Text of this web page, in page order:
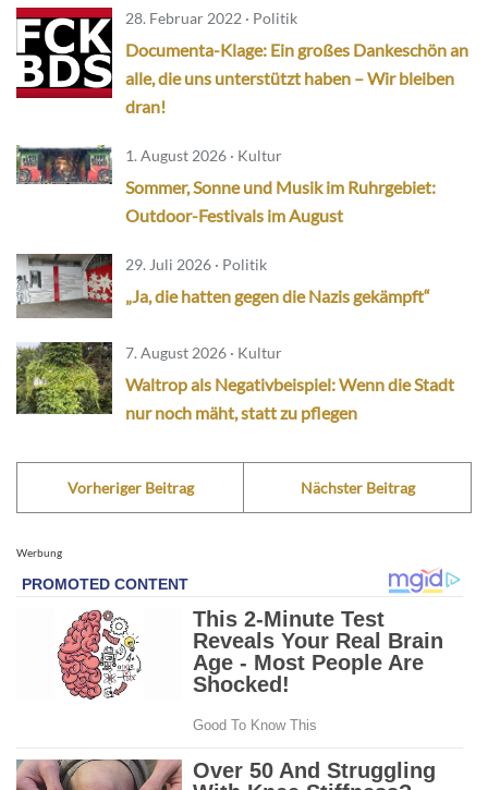
28. Februar 2022 · Politik
Documenta-Klage: Ein großes Dankeschön an
alle, die uns unterstützt haben – Wir bleiben
dran!
1. August 2026 · Kultur
Sommer, Sonne und Musik im Ruhrgebiet:
Outdoor-Festivals im August
29. Juli 2026 · Politik
„Ja, die hatten gegen die Nazis gekämpft“
7. August 2026 · Kultur
Waltrop als Negativbeispiel: Wenn die Stadt
nur noch mäht, statt zu pflegen
Vorheriger Beitrag Nächster Beitrag
Werbung